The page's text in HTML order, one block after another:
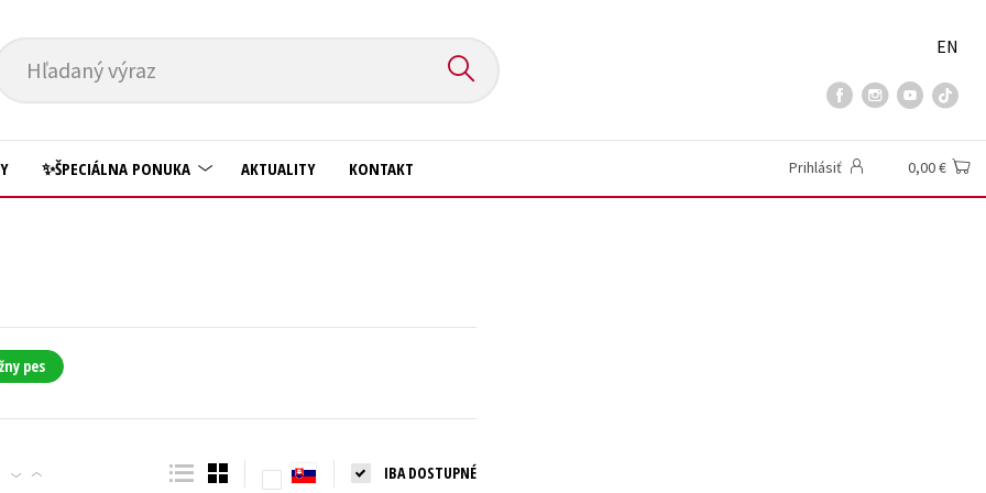
Hľadaný výraz
EN
Kuchárske knihy
New Adult
Obchod a ekonómia
Prírodné vedy
✨ŠPECIÁLNA PONUKA AKTUALITY KONTAKT Prihlásiť 0,00 €
pes
IBA DOSTUPNÉ